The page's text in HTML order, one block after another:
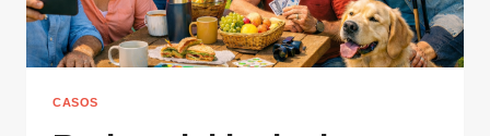
CASOS